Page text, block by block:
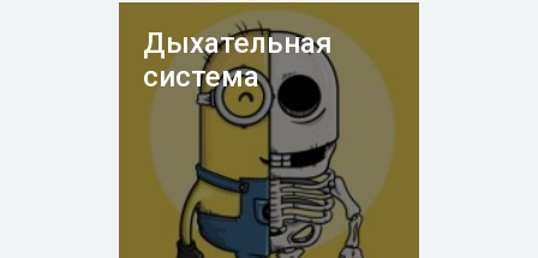
Дыхательная
система